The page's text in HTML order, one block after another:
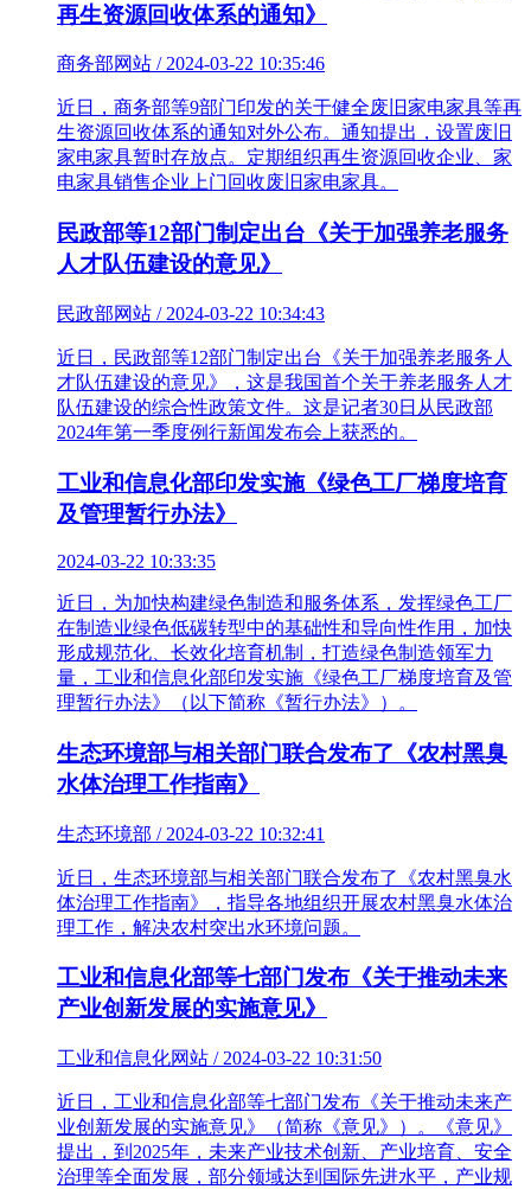
再生资源回收体系的通知》
商务部网站 / 2024-03-22 10:35:46
近日，商务部等9部门印发的关于健全废旧家电家具等再
生资源回收体系的通知对外公布。通知提出，设置废旧
家电家具暂时存放点。定期组织再生资源回收企业、家
电家具销售企业上门回收废旧家电家具。
民政部等12部门制定出台《关于加强养老服务
人才队伍建设的意见》
民政部网站 / 2024-03-22 10:34:43
近日，民政部等12部门制定出台《关于加强养老服务人
才队伍建设的意见》，这是我国首个关于养老服务人才
队伍建设的综合性政策文件。这是记者30日从民政部
2024年第一季度例行新闻发布会上获悉的。
工业和信息化部印发实施《绿色工厂梯度培育
及管理暂行办法》
2024-03-22 10:33:35
近日，为加快构建绿色制造和服务体系，发挥绿色工厂
在制造业绿色低碳转型中的基础性和导向性作用，加快
形成规范化、长效化培育机制，打造绿色制造领军力
量，工业和信息化部印发实施《绿色工厂梯度培育及管
理暂行办法》（以下简称《暂行办法》）。
生态环境部与相关部门联合发布了《农村黑臭
水体治理工作指南》
生态环境部 / 2024-03-22 10:32:41
近日，生态环境部与相关部门联合发布了《农村黑臭水
体治理工作指南》，指导各地组织开展农村黑臭水体治
理工作，解决农村突出水环境问题。
工业和信息化部等七部门发布《关于推动未来
产业创新发展的实施意见》
工业和信息化网站 / 2024-03-22 10:31:50
近日，工业和信息化部等七部门发布《关于推动未来产
业创新发展的实施意见》（简称《意见》）。《意见》
提出，到2025年，未来产业技术创新、产业培育、安全
治理等全面发展，部分领域达到国际先进水平，产业规